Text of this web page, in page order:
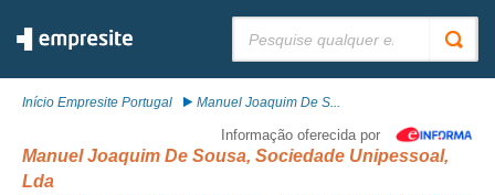
Início Empresite Portugal Manuel Joaquim De S...
Informação oferecida por
Manuel Joaquim De Sousa, Sociedade Unipessoal,
Lda